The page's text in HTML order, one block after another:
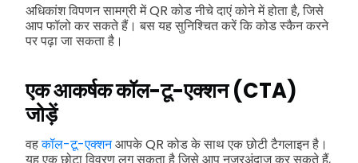
अधिकांश विपणन सामग्री में QR कोड नीचे दाएं कोने में होता है, जिसे
आप फॉलो कर सकते हैं। बस यह सुनिश्चित करें कि कोड स्कैन करने
पर पढ़ा जा सकता है।
एक आकर्षक कॉल-टू-एक्शन (CTA)
जोड़ें
वहकॉल-टू-एक्शनआपके QR कोड के साथ एक छोटी टैगलाइन है।